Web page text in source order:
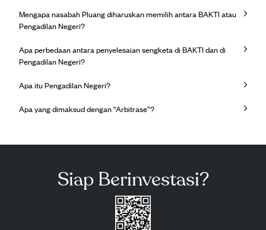
Mengapa nasabah Pluang diharuskan memilih antara BAKTI atau
Pengadilan Negeri?
Apa perbedaan antara penyelesaian sengketa di BAKTI dan di
Pengadilan Negeri?
Apa itu Pengadilan Negeri?
Apa yang dimaksud dengan “Arbitrase”?
Siap Berinvestasi?